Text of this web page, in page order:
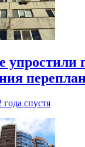
упростили
года спустя